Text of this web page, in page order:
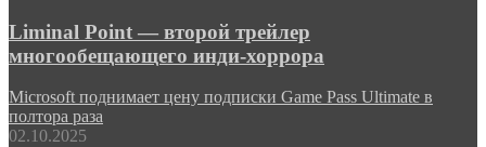
Liminal Point — второй трейлер
многообещающего инди-хоррора
Microsoft поднимает цену подписки Game Pass Ultimate в
полтора раза
02.10.2025